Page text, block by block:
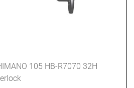
105 HB-R7070 32H